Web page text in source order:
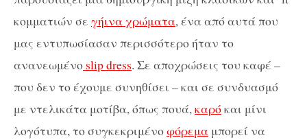
κομματιών σε γήινα χρώματα, ένα από αυτά που
μας εντυπωσίασαν περισσότερο ήταν το
ανανεωμένο slip dress. Σε αποχρώσεις του καφέ –
που δεν το έχουμε συνηθίσει – και σε συνδυασμό
με ντελικάτα μοτίβα, όπως πουά, καρόκαι μίνι
λογότυπα, το συγκεκριμένοφόρεμα μπορεί να